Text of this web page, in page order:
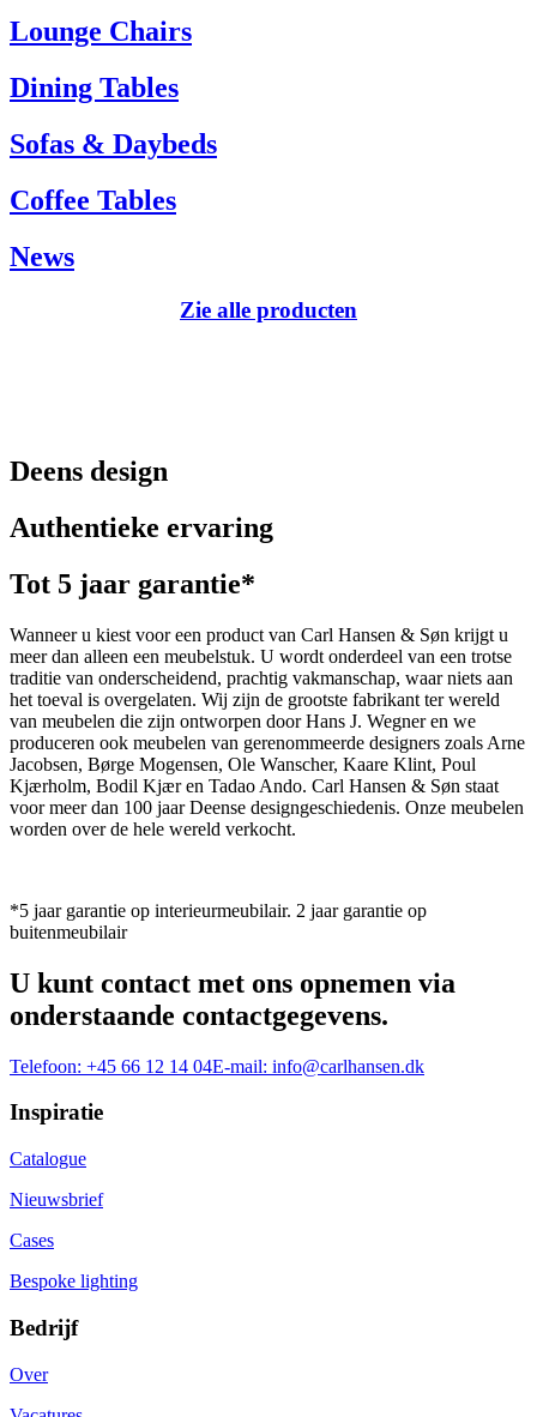
Tel.: +45 66 12 14 04
info@carlhansen.dk
Lounge Chairs
Dining Tables
Sofas & Daybeds
Coffee Tables
News
Zie alle producten
Deens design
Authentieke ervaring
Tot 5 jaar garantie*
Wanneer u kiest voor een product van Carl Hansen & Søn krijgt u
meer dan alleen een meubelstuk. U wordt onderdeel van een trotse
traditie van onderscheidend, prachtig vakmanschap, waar niets aan
het toeval is overgelaten. Wij zijn de grootste fabrikant ter wereld
van meubelen die zijn ontworpen door Hans J. Wegner en we
produceren ook meubelen van gerenommeerde designers zoals Arne
Jacobsen, Børge Mogensen, Ole Wanscher, Kaare Klint, Poul
Kjærholm, Bodil Kjær en Tadao Ando. Carl Hansen & Søn staat
voor meer dan 100 jaar Deense designgeschiedenis. Onze meubelen
worden over de hele wereld verkocht.
*5 jaar garantie op interieurmeubilair. 2 jaar garantie op
buitenmeubilair
U kunt contact met ons opnemen via
onderstaande contactgegevens.
Telefoon: +45 66 12 14 04E-mail: info@carlhansen.dk
Inspiratie
Catalogue
Nieuwsbrief
Cases
Bespoke lighting
Bedrijf
Over